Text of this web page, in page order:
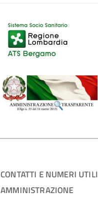
CONTATTI E NUMERI UTILI
AMMINISTRAZIONE